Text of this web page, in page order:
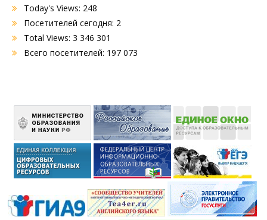
Today's Views: 248
Посетителей сегодня: 2
Total Views: 3 346 301
Всего посетителей: 197 073